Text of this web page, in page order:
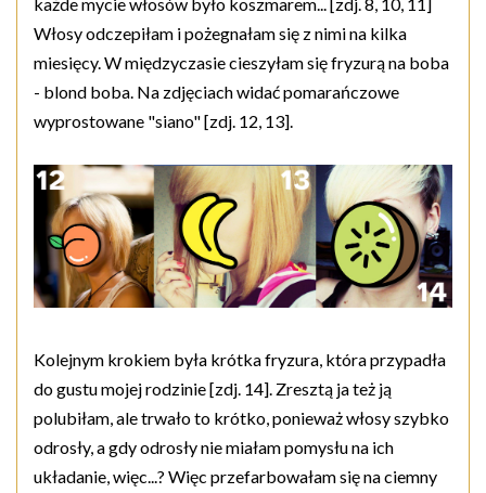
Włosy odczepiłam i pożegnałam się z nimi na kilka
miesięcy. W międzyczasie cieszyłam się fryzurą na boba
- blond boba. Na zdjęciach widać pomarańczowe
wyprostowane "siano" [zdj. 12, 13].
Kolejnym krokiem była krótka fryzura, która przypadła
do gustu mojej rodzinie [zdj. 14]. Zresztą ja też ją
polubiłam, ale trwało to krótko, ponieważ włosy szybko
odrosły, a gdy odrosły nie miałam pomysłu na ich
układanie, więc...? Więc przefarbowałam się na ciemny